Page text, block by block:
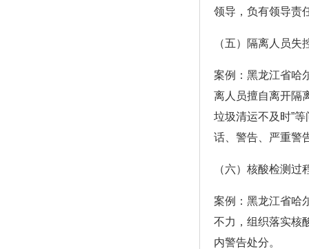
领导，负有领导责
（五）隔离人员失
案例：黑龙江省哈
离人员擅自离开隔
垃圾清运不及时”
话、警告、严重警
（六）核酸检测过
案例：黑龙江省哈
不力，组织落实核
内警告处分。